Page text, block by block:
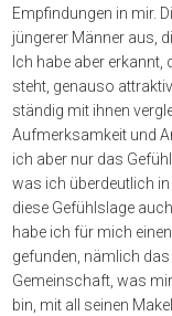
Empfindungen in mir.
jüngerer Männer aus,
Ich habe aber
steht, genauso
ständig mit ihnen
Aufmerksamkeit und
ich aber nur das
was ich überdeutlich
diese Gefühlslage
habe ich für mich
gefunden, nämlich
Gemeinschaft, was
bin, mit all seinen